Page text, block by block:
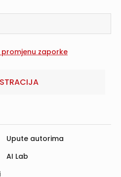
Upute autorima
AI Lab